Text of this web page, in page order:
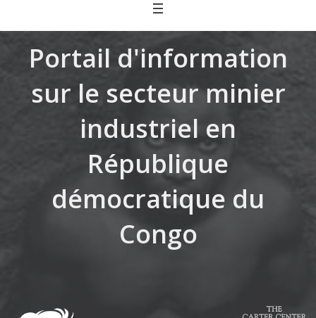
Portail d'information
sur le secteur minier
industriel en
République
démocratique du
Congo